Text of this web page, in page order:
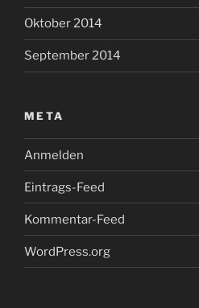
Oktober 2014
September 2014
META
Anmelden
Eintrags-Feed
Kommentar-Feed
WordPress.org